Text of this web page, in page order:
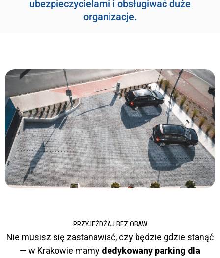
ubezpieczycielami i obsługiwać duże
organizacje.
PRZYJEŻDŻAJ BEZ OBAW
Nie musisz się zastanawiać, czy będzie gdzie stanąć
— w Krakowie mamy dedykowany parking dla